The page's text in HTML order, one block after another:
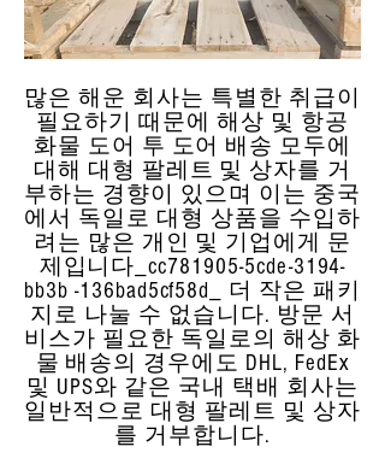
많은 해운 회사는 특별한 취급이
필요하기 때문에 해상 및 항공
화물 도어 투 도어 배송 모두에
대해 대형 팔레트 및 상자를 거
부하는 경향이 있으며 이는 중국
에서 독일로 대형 상품을 수입하
려는 많은 개인 및 기업에게 문
제입니다_cc781905-5cde-3194-
bb3b -136bad5cf58d_ 더 작은 패키
지로 나눌 수 없습니다. 방문 서
비스가 필요한 독일로의 해상 화
물 배송의 경우에도 DHL, FedEx
및 UPS와 같은 국내 택배 회사는
일반적으로 대형 팔레트 및 상자
를 거부합니다.